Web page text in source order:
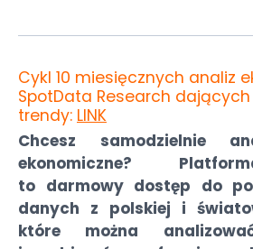
Cykl 10 miesięcznych analiz
SpotData Research
trendy: LINK
Chcesz samodzielnie
ekonomiczne?
to darmowy dostęp do
danych z polskiej i
które można